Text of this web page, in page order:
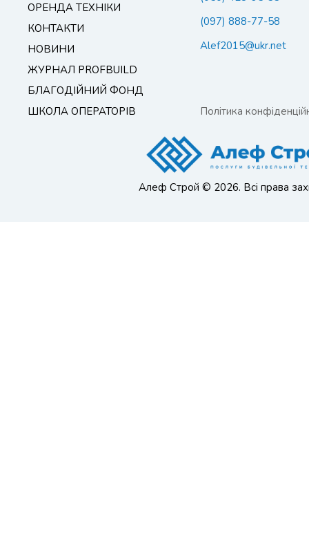
ОРЕНДА ТЕХНІКИ
КОНТАКТИ
НОВИНИ
ЖУРНАЛ PROFBUILD
БЛАГОДІЙНИЙ ФОНД
ШКОЛА ОПЕРАТОРІВ
(097) 888-77-58
Alef2015@ukr.net
Політика
Алеф Строй © 2026. Всі права